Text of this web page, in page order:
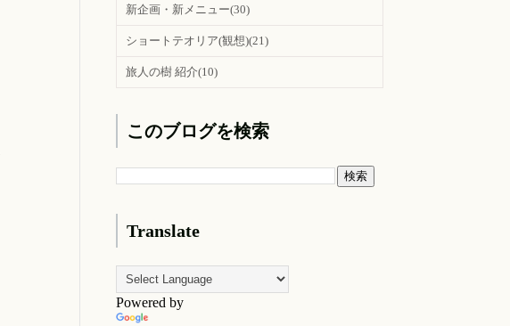
新企画・新メニュー(30)
ショートテオリア(観想)(21)
旅人の樹 紹介(10)
このブログを検索
Translate
Powered by